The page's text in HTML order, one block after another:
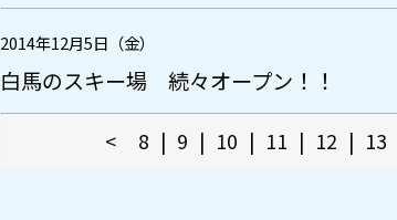
2014年12月5日（金）
白馬のスキー場 続々オープン！！
< 8 | 9 | 10 | 11 | 12 | 13